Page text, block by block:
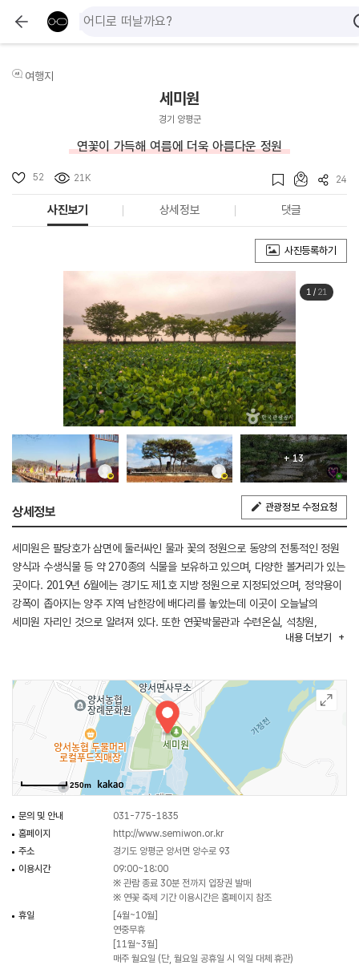
여행지
세미원
경기 양평군
연꽃이 가득해 여름에 더욱 아름다운 정원
52 21K 24
사진보기 상세정보 댓글
사진등록하기
1/ 21
+ 13
상세정보 관광정보 수정요청
세미원은 팔당호가 삼면에 둘러싸인 물과 꽃의 정원으로 동양의 전통적인 정원
양식과 수생식물 등 약 270종의 식물을 보유하고 있으며, 다양한 볼거리가 있는
곳이다. 2019년 6월에는 경기도 제1호 지방 정원으로 지정되었으며, 정약용이
강폭이 좁아지는 양주 지역 남한강에 배다리를 놓았는데 이곳이 오늘날의
세미원 자리인 것으로 알려져 있다. 또한 연꽃박물관과 수련온실, 석창원,
상춘원을 비롯하여 다양한 시설 조성과 체험 행사를 통해 우리 역사의 숨결과
내용 더보기
250m
문의 및 안내
031-775-1835
홈페이지
http://www.semiwon.or.kr
주소
경기도 양평군 양서면 양수로 93
이용시간
09:00~18:00
※ 관람 종료 30분 전까지 입장권 발매
※ 연꽃 축제 기간 이용시간은 홈페이지 참조
휴일
[4월~10월]
연중무휴
[11월~3월]
매주 월요일 (단, 월요일 공휴일 시 익일 대체 휴관)